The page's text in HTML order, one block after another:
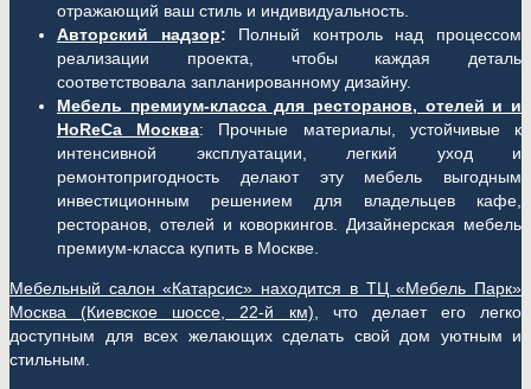
отражающий ваш стиль и индивидуальность.
Авторский надзор: Полный контроль над процессом
реализации проекта, чтобы каждая деталь
соответствовала запланированному дизайну.
Мебель премиум-класса для ресторанов, отелей и и
HoReCa Москва: Прочные материалы, устойчивые к
интенсивной эксплуатации, легкий уход и
ремонтопригодность делают эту мебель выгодным
инвестиционным решением для владельцев кафе,
ресторанов, отелей и коворкингов. Дизайнерская мебель
премиум-класса купить в Москве.
Мебельный салон «Катарсис» находится в ТЦ «Мебель Парк»
Москва (Киевское шоссе, 22-й км) , что делает его легко
доступным для всех желающих сделать свой дом уютным и
стильным.